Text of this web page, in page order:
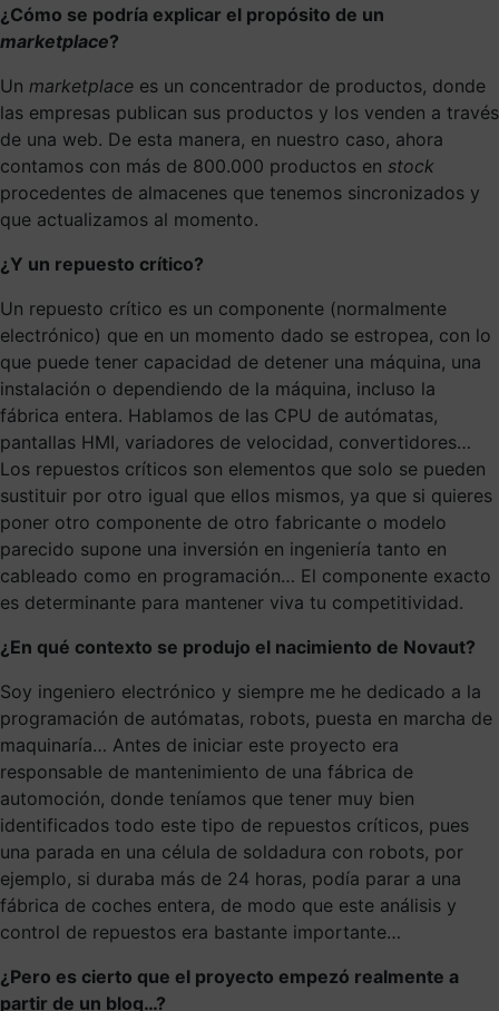
¿Cómo se podría explicar el propósito de un
marketplace?
Un marketplace es un concentrador de productos, donde
las empresas publican sus productos y los venden a través
de una web. De esta manera, en nuestro caso, ahora
contamos con más de 800.000 productos en stock
procedentes de almacenes que tenemos sincronizados y
que actualizamos al momento.
¿Y un repuesto crítico?
Un repuesto crítico es un componente (normalmente
electrónico) que en un momento dado se estropea, con lo
que puede tener capacidad de detener una máquina, una
instalación o dependiendo de la máquina, incluso la
fábrica entera. Hablamos de las CPU de autómatas,
pantallas HMI, variadores de velocidad, convertidores…
Los repuestos críticos son elementos que solo se pueden
sustituir por otro igual que ellos mismos, ya que si quieres
poner otro componente de otro fabricante o modelo
parecido supone una inversión en ingeniería tanto en
cableado como en programación… El componente exacto
es determinante para mantener viva tu competitividad.
¿En qué contexto se produjo el nacimiento de Novaut?
Soy ingeniero electrónico y siempre me he dedicado a la
programación de autómatas, robots, puesta en marcha de
maquinaría… Antes de iniciar este proyecto era
responsable de mantenimiento de una fábrica de
automoción, donde teníamos que tener muy bien
identificados todo este tipo de repuestos críticos, pues
una parada en una célula de soldadura con robots, por
ejemplo, si duraba más de 24 horas, podía parar a una
fábrica de coches entera, de modo que este análisis y
control de repuestos era bastante importante…
¿Pero es cierto que el proyecto empezó realmente a
partir de un blog…?